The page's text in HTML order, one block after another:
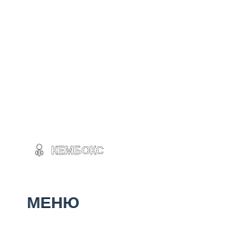
МЕНЮ